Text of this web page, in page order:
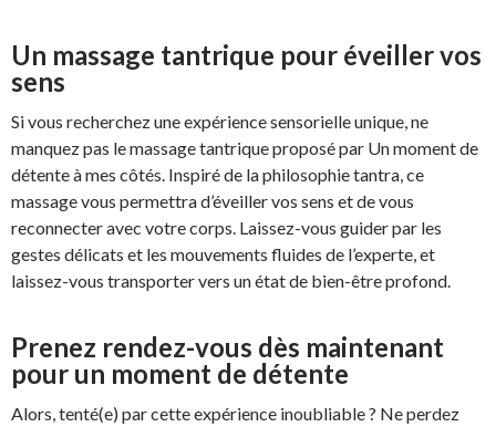
Un massage tantrique pour éveiller vos
sens
Si vous recherchez une expérience sensorielle unique, ne
manquez pas le massage tantrique proposé par Un moment de
détente à mes côtés. Inspiré de la philosophie tantra, ce
massage vous permettra d’éveiller vos sens et de vous
reconnecter avec votre corps. Laissez-vous guider par les
gestes délicats et les mouvements fluides de l’experte, et
laissez-vous transporter vers un état de bien-être profond.
Prenez rendez-vous dès maintenant
pour un moment de détente
Alors, tenté(e) par cette expérience inoubliable ? Ne perdez